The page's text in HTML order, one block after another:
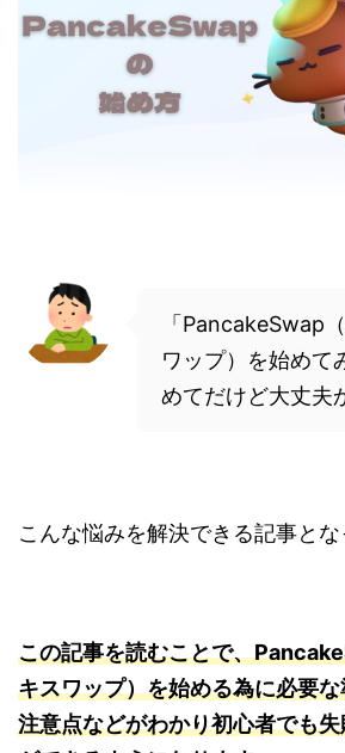
「PancakeSwap
ワップ）を始めて
めてだけど大丈夫
こんな悩みを解決できる記事とな
この記事を読むことで、
キスワップ）を始める為に必要
注意点などがわかり初心者でも